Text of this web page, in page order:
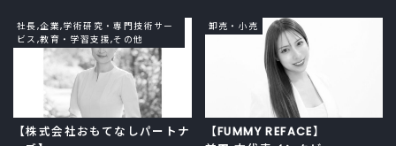
社長,企業,学術研究・専門技術サー
ビス,教育・学習支援,その他
【株式会社おもてなしパートナ
卸売・小売
【FUMMY REFACE】